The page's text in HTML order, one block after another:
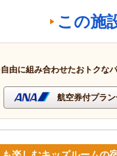
この施
由に組み合わせたおトクな
航空券付プラ